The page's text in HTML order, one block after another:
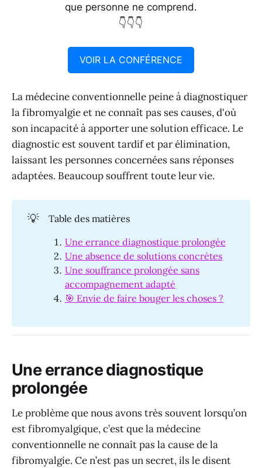
que personne ne comprend.
👇👇👇
VOIR LA CONFÉRENCE
La médecine conventionnelle peine à diagnostiquer
la fibromyalgie et ne connaît pas ses causes, d'où
son incapacité à apporter une solution efficace. Le
diagnostic est souvent tardif et par élimination,
laissant les personnes concernées sans réponses
adaptées. Beaucoup souffrent toute leur vie.
💡 Table des matières
Une errance diagnostique prolongée
Une absence de solutions concrètes
Une souffrance prolongée sans
accompagnement adapté
🎯 Envie de faire bouger les choses ?
Une errance diagnostique
prolongée
Le problème que nous avons très souvent lorsqu’on
est fibromyalgique, c’est que la médecine
conventionnelle ne connaît pas la cause de la
fibromyalgie. Ce n’est pas un secret, ils le disent